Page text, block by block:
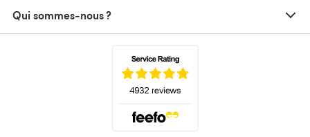
Qui sommes-nous ?